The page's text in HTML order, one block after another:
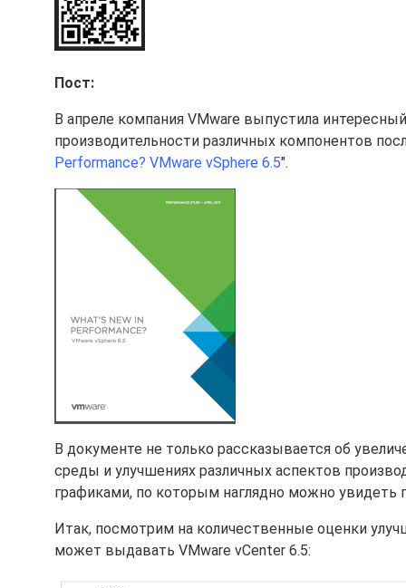
Пост:
В апреле компания VMware выпустила
производительности различных компонентов
Performance? VMware vSphere 6.5".
В документе не только рассказывается об
среды и улучшениях различных аспектов
графиками, по которым наглядно можно увидеть
Итак, посмотрим на количественные оценки
может выдавать VMware vCenter 6.5: